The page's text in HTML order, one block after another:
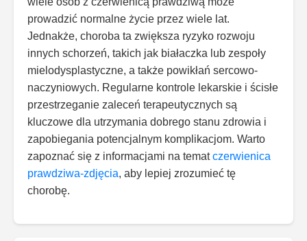
prowadzić normalne życie przez wiele lat.
Jednakże, choroba ta zwiększa ryzyko rozwoju
innych schorzeń, takich jak białaczka lub zespoły
mielodysplastyczne, a także powikłań sercowo-
naczyniowych. Regularne kontrole lekarskie i ścisłe
przestrzeganie zaleceń terapeutycznych są
kluczowe dla utrzymania dobrego stanu zdrowia i
zapobiegania potencjalnym komplikacjom. Warto
zapoznać się z informacjami na tematczerwienica
prawdziwa-zdjęcia, aby lepiej zrozumieć tę
chorobę.